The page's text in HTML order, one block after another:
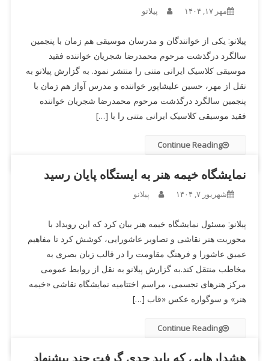
مهر ۱۷, ۱۴۰۴ پیلانو
پیلانو: یکی از خوانندگان و مدرسان موسیقی هم زمان با پنجمین
سالگرد درگذشت مرحوم محمدرضا شجریان خواننده فقید
موسیقی کلاسیک ایرانی متنی را منتشر نمود. به گزارش پیلانو به
نقل از مهر، حسین علیشاپور خواننده و مدرس آواز هم زمان با
پنجمین سالگرد درگذشت مرحوم محمدرضا شجریان خواننده
فقید موسیقی کلاسیک ایرانی متنی را با […]
Continue Reading
نمایشگاه خیمه هنر به ایستگاه پایان رسید
شهریور ۷, ۱۴۰۴ پیلانو
پیلانو: مسئول نمایشگاه خیمه هنر بیان کرد که این رویداد با
محوریت هنر نقاشی و تصاویر عاشورایی، کوشش کرد تا مفاهیم
عمیق عاشورا و فرهنگ مقاومت را در قالب زبان بصری به
مخاطب منتقل کند.به گزارش پیلانو به نقل از روابط عمومی
مرکز هنرهای تجسمی، مراسم اختتامیه نمایشگاه نقاشی «خیمه
هنر» و سوگواره عکس «قاب […]
Continue Reading
هشدارهایی که باید جدی گرفت چند پیشنهاد